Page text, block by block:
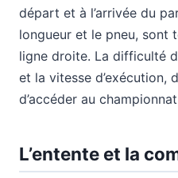
départ et à l’arrivée du
longueur et le pneu, sont
ligne droite. La difficulté
et la vitesse d’exécution,
d’accéder au
L’entente et la